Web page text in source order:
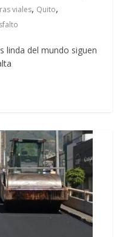
viales, Quito,
linda del mundo siguen